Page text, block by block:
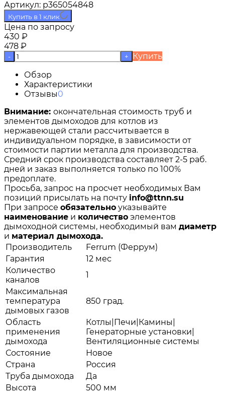
Артикул: p365054848
Купить в 1 клик
Цена по запросу
430 ₽
478 ₽
- +
Купить
Обзор
Характеристики
Отзывы0
Внимание: окончательная стоимость труб и
элементов дымоходов для котлов из
нержавеющей стали рассчитывается в
индивидуальном порядке, в зависимости от
стоимости партии металла для производства.
Средний срок производства составляет 2-5 раб.
дней и заказ выполняется только по 100%
предоплате.
Просьба, запрос на просчет необходимых Вам
позиций присылать на почту info@ttnn.su
При запросе обязательно указывайте
наименование и количество элементов
дымоходной системы, необходимый вам диаметр
и материал дымохода.
Производитель
Ferrum (Феррум)
Гарантия
12 мес
Количество
каналов
1
Максимальная
температура
дымовых газов
850 град.
Область
применения
дымохода
Котлы|Печи|Камины|
Генераторные установки|
Вентиляционные системы
Состояние
Новое
Страна
Россия
Труба дымохода
Да
Высота
500 мм